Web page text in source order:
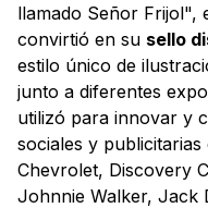
llamado Señor Frijol",
convirtió en su sello
estilo único de
junto a diferentes
utilizó para innovar y
sociales y
Chevrolet, Discovery
Johnnie Walker, Jack